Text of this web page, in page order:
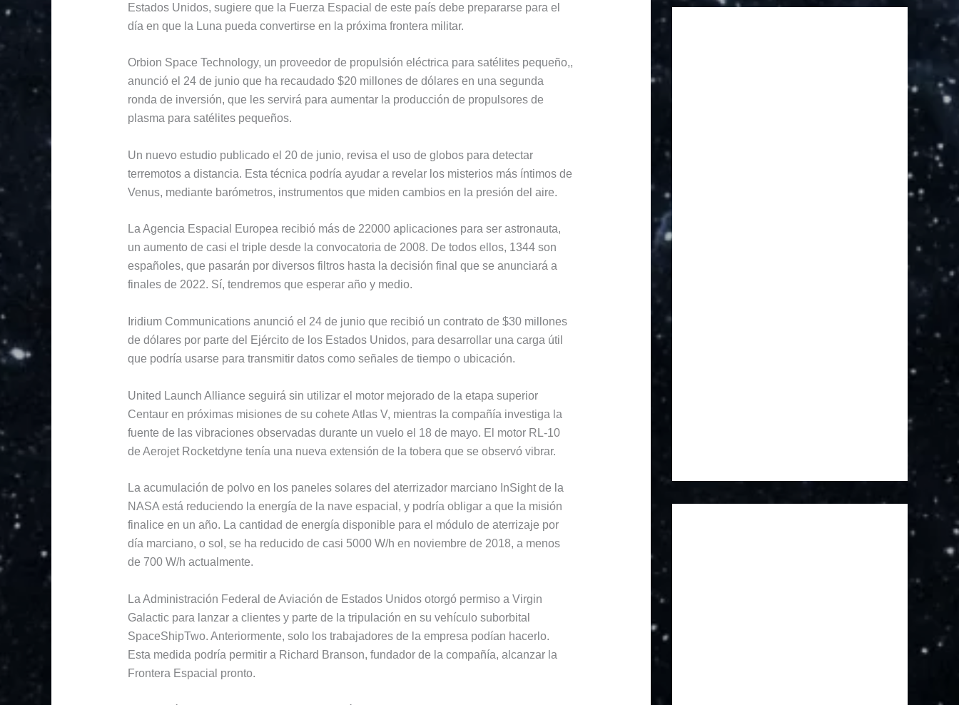
Estados Unidos, sugiere que la Fuerza Espacial de este país debe prepararse para el
día en que la Luna pueda convertirse en la próxima frontera militar.
Orbion Space Technology, un proveedor de propulsión eléctrica para satélites pequeño,,
anunció el 24 de junio que ha recaudado $20 millones de dólares en una segunda
ronda de inversión, que les servirá para aumentar la producción de propulsores de
plasma para satélites pequeños.
Un nuevo estudio publicado el 20 de junio, revisa el uso de globos para detectar
terremotos a distancia. Esta técnica podría ayudar a revelar los misterios más íntimos de
Venus, mediante barómetros, instrumentos que miden cambios en la presión del aire.
La Agencia Espacial Europea recibió más de 22000 aplicaciones para ser astronauta,
un aumento de casi el triple desde la convocatoria de 2008. De todos ellos, 1344 son
españoles, que pasarán por diversos filtros hasta la decisión final que se anunciará a
finales de 2022. Sí, tendremos que esperar año y medio.
Iridium Communications anunció el 24 de junio que recibió un contrato de $30 millones
de dólares por parte del Ejército de los Estados Unidos, para desarrollar una carga útil
que podría usarse para transmitir datos como señales de tiempo o ubicación.
United Launch Alliance seguirá sin utilizar el motor mejorado de la etapa superior
Centaur en próximas misiones de su cohete Atlas V, mientras la compañía investiga la
fuente de las vibraciones observadas durante un vuelo el 18 de mayo. El motor RL-10
de Aerojet Rocketdyne tenía una nueva extensión de la tobera que se observó vibrar.
La acumulación de polvo en los paneles solares del aterrizador marciano InSight de la
NASA está reduciendo la energía de la nave espacial, y podría obligar a que la misión
finalice en un año. La cantidad de energía disponible para el módulo de aterrizaje por
día marciano, o sol, se ha reducido de casi 5000 W/h en noviembre de 2018, a menos
de 700 W/h actualmente.
La Administración Federal de Aviación de Estados Unidos otorgó permiso a Virgin
Galactic para lanzar a clientes y parte de la tripulación en su vehículo suborbital
SpaceShipTwo. Anteriormente, solo los trabajadores de la empresa podían hacerlo.
Esta medida podría permitir a Richard Branson, fundador de la compañía, alcanzar la
Frontera Espacial pronto.